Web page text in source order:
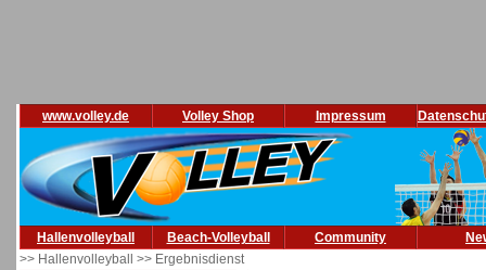
www.volley.de Volley Shop Impressum
Hallenvolleyball Beach-Volleyball Community
>> Hallenvolleyball >> Ergebnisdienst